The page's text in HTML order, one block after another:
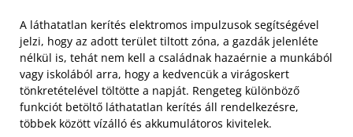
A láthatatlan kerítés elektromos impulzusok segítségével
jelzi, hogy az adott terület tiltott zóna, a gazdák jelenléte
nélkül is, tehát nem kell a családnak hazaérnie a munkából
vagy iskolából arra, hogy a kedvencük a virágoskert
tönkretételével töltötte a napját. Rengeteg különböző
funkciót betöltő láthatatlan kerítés áll rendelkezésre,
többek között vízálló és akkumulátoros kivitelek.